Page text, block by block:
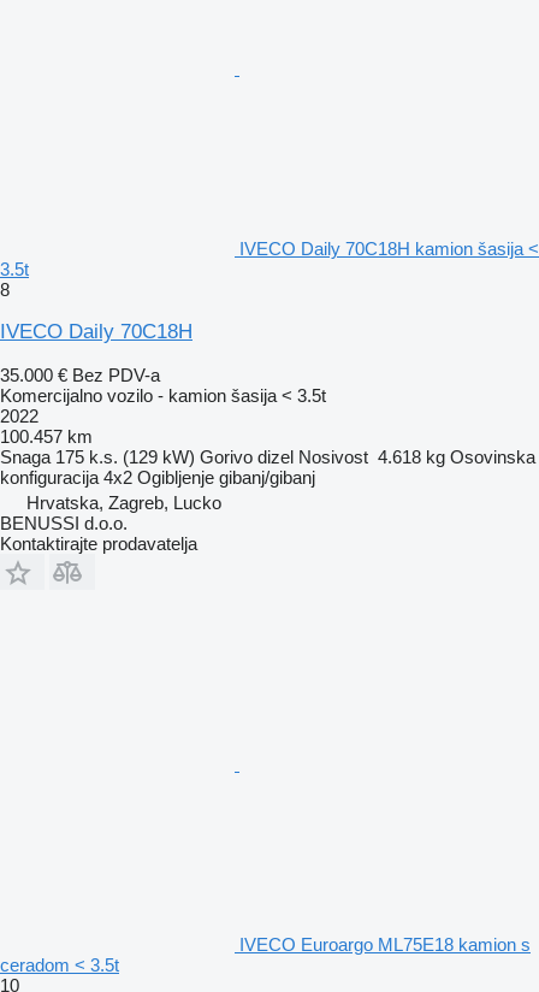
IVECO Daily 70C18H kamion šasija <
3.5t
8
IVECO Daily 70C18H
35.000 € Bez PDV-a
Komercijalno vozilo - kamion šasija < 3.5t
2022
100.457 km
Snaga 175 k.s. (129 kW) Gorivo dizel Nosivost 4.618 kg Osovinska
konfiguracija 4x2 Ogibljenje gibanj/gibanj
Hrvatska, Zagreb, Lucko
BENUSSI d.o.o.
Kontaktirajte prodavatelja
IVECO Euroargo ML75E18 kamion s
ceradom < 3.5t
10